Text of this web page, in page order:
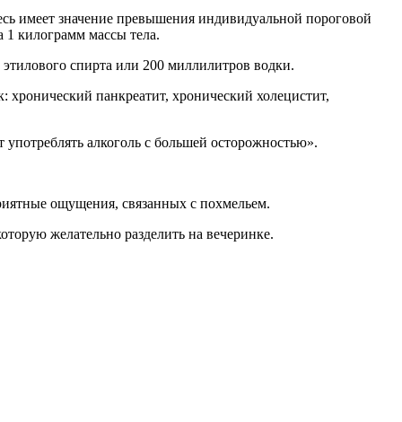
имеет значение превышения индивидуальной пороговой
1 килограмм массы тела.
этилового спирта или 200 миллилитров водки.
хронический панкреатит, хронический холецистит,
алкоголь с большей осторожностью».
ощущения, связанных с похмельем.
желательно разделить на вечеринке.